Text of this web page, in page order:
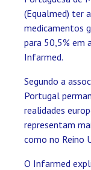
(Equalmed) ter
medicamentos
para 50,5% em
Infarmed.
Segundo a
Portugal
realidades
representam
como no Reino
O Infarmed